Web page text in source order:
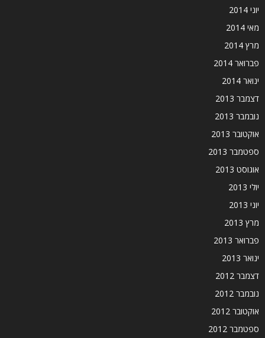
יוני 2014
מאי 2014
מרץ 2014
פברואר 2014
ינואר 2014
דצמבר 2013
נובמבר 2013
אוקטובר 2013
ספטמבר 2013
אוגוסט 2013
יולי 2013
יוני 2013
מרץ 2013
פברואר 2013
ינואר 2013
דצמבר 2012
נובמבר 2012
אוקטובר 2012
ספטמבר 2012